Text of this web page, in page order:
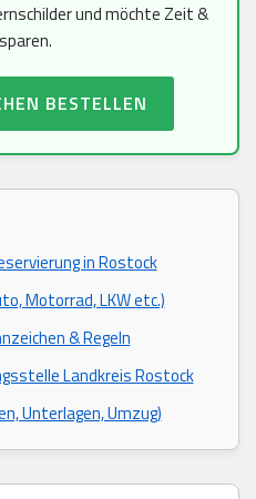
und möchte Zeit &
BESTELLEN
in Rostock
Motorrad, LKW etc.)
& Regeln
Landkreis Rostock
Unterlagen, Umzug)